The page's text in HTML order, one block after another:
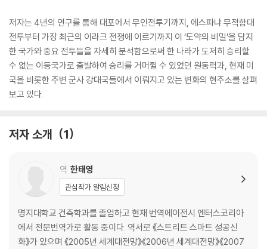
저자는 4년의 연구를 통해 대포에서 무인전투기까지, 에스파냐 무적함대
전투부터 가장 최근의 이라크 전쟁에 이르기까지 이 ‘도약의 비밀’을 담지
한 국가와 중요 전투들을 자세히 분석함으로써 한 나라가 도저히 승리할
수 없는 이등국가로 출발하여 승리를 거머쥘 수 있었던 원동력과, 현재 미
국을 비롯한 주변 군사 강대국들에서 이뤄지고 있는 변화의 현주소를 살펴
보고 있다.
저자 소개 1
역 한태영
관심작가 알림신청
명지대학교 건축학과를 졸업하고 현재 번역에이전시 엔터스코리아
에서 전문번역가로 활동 중이다. 역서로 《스트리트 스마트 성공신
화》가 있으며 《2005년 세계대전망》《2006년 세계대전망》《2007